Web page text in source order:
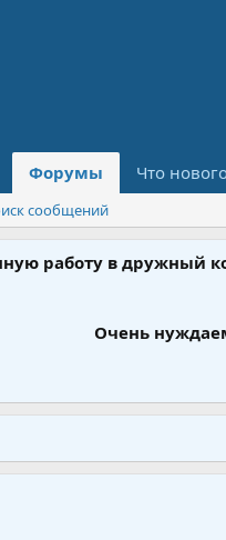
Форумы Что
сообщений
работу в дружный
Очень